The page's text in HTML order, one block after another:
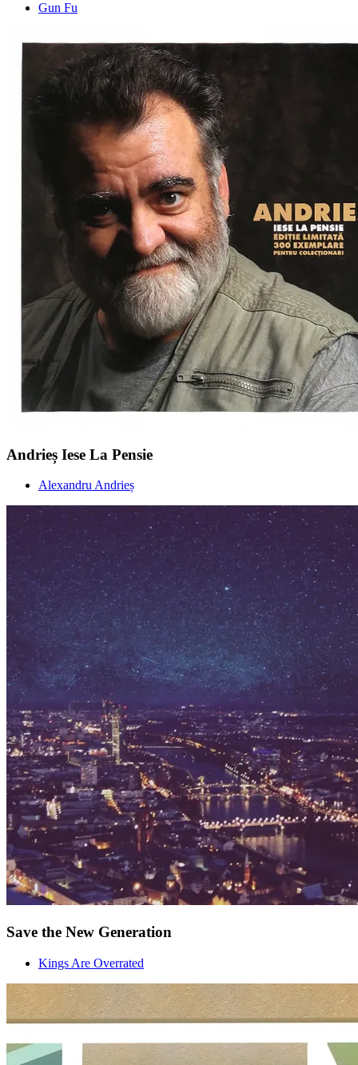
Gun Fu
Andrieș Iese La Pensie
Alexandru Andrieș
Save the New Generation
Kings Are Overrated